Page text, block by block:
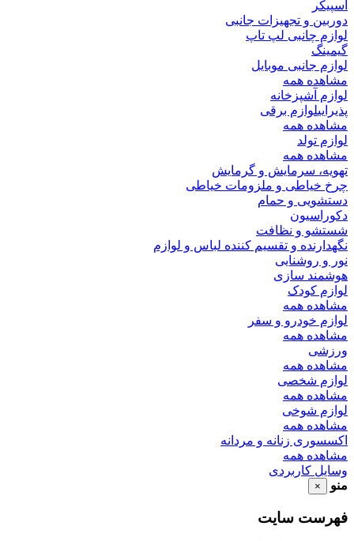
اسپیکر
دوربین و تجهیزات جانبی
لوازم چانبی لپ تاپ
گیمینگ
لوازم جانبی موبایل
مشاهده همه
لوازم آشپزخانه
پذیراییلوازم برقی
مشاهده همه
لوازم تولد
مشاهده همه
تهویه، سرمایش و گرمایش
چرخ خیاطی و ملزومات خیاطی
دستشویی و حمام
دکوراسیون
شستشو و نظافت
نگهدارنده و تقسیم کننده لباس و لوازم
نور و روشنایی
هوشمند سازی
لوازم کودک
مشاهده همه
لوازم خودرو و سفر
مشاهده همه
ورزشی
مشاهده همه
لوازم شخصی
مشاهده همه
لوازم شوخی
مشاهده همه
اکسسوری زنانه و مردانه
مشاهده همه
وسایل کاربردی
منو
×
فهرست سایت